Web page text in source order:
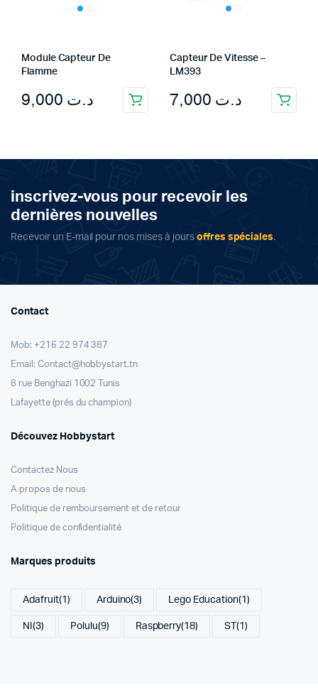
Module Capteur De
Flamme
د.ت
Capteur De Vitesse –
LM393
د.ت
inscrivez-vous pour recevoir les
dernières nouvelles
Recevoir un E-mail pour nos mises à jours offres spéciales.
Contact
Mob: +216 22 974 387
Email: Contact@hobbystart.tn
8 rue Benghazi 1002 Tunis
Lafayette (prés du champion)
Découvez Hobbystart
Contactez Nous
A propos de nous
Politique de remboursement et de retour
Politique de confidentialité
Marques produits
Adafruit(1) Arduino(3) Lego Education(1)
NI (3) Polulu(9) Raspberry(18) ST(1)